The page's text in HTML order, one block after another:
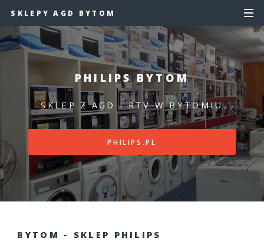
SKLEPY AGD BYTOM
PHILIPS BYTOM
SKLEP Z AGD I RTV W BYTOMIU
PHILIPS.PL
BYTOM - SKLEP PHILIPS